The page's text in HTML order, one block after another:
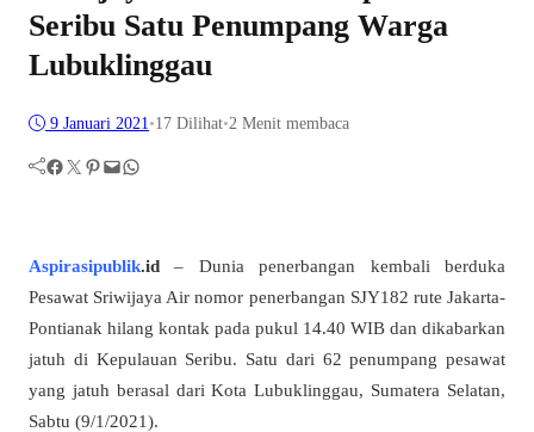
Seribu Satu Penumpang Warga
Lubuklinggau
9 Januari 2021•17 Dilihat•2 Menit membaca
Facebook Twitter Pinterest Mail WhatsApp
Aspirasipublik.id – Dunia penerbangan kembali berduka
Pesawat Sriwijaya Air nomor penerbangan SJY182 rute Jakarta-
Pontianak hilang kontak pada pukul 14.40 WIB dan dikabarkan
jatuh di Kepulauan Seribu. Satu dari 62 penumpang pesawat
yang jatuh berasal dari Kota Lubuklinggau, Sumatera Selatan,
Sabtu (9/1/2021).